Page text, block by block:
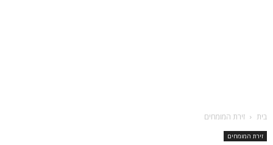
בית זירת המומחים
זירת המומחים